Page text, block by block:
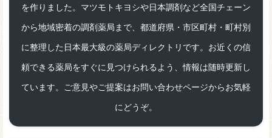
を作りました。マツモトキヨシや日本調剤など全国チェーン
から地域密着の調剤薬局まで、都道府県・市区町村・町村別
に整理した日本最大級の薬局ディレクトリです。お近くの信
頼できる薬局をすぐに見つけられるよう、情報は随時更新し
ています。ご意見やご提案はお問い合わせページからお気軽
にどうぞ。